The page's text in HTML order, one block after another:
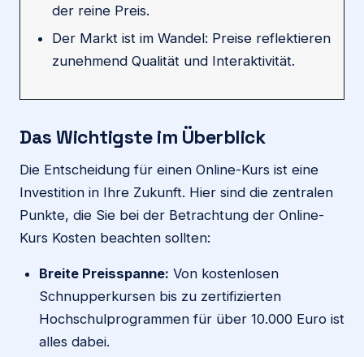
der reine Preis.
Der Markt ist im Wandel: Preise reflektieren
zunehmend Qualität und Interaktivität.
Das Wichtigste im Überblick
Die Entscheidung für einen Online-Kurs ist eine
Investition in Ihre Zukunft. Hier sind die zentralen
Punkte, die Sie bei der Betrachtung der Online-
Kurs Kosten beachten sollten:
Breite Preisspanne: Von kostenlosen
Schnupperkursen bis zu zertifizierten
Hochschulprogrammen für über 10.000 Euro ist
alles dabei.